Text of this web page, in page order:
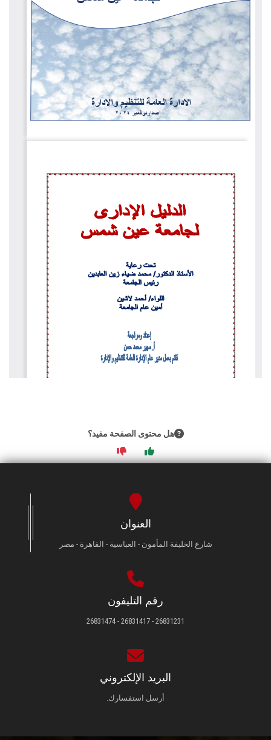
الخريجين
الموظفون
الزائـرون
سجل الان
هل محتوى الصفحة مفيد؟
العنوان
شارع الخليفة المأمون - العباسية - القاهرة - مصر
رقم التليفون
26831231 - 26831417 - 26831474
البريد الإلكتروني
أرسل استفسارك.